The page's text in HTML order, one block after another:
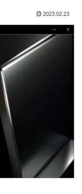
2023.02.23